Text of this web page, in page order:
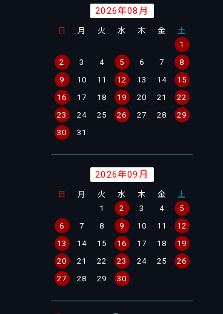
2026年08月
日 月 火 水 木 金
土
1
2
3 4 5 6 7
8
9
10 11 12 13 14
15
16
17 18 19 20 21
22
23
24 25 26 27 28
29
30
31
2026年09月
日 月 火 水 木 金
土
1
2 3 4
5
6
7 8 9 10 11
12
13
14 15 16 17 18
19
20
21 22 23 24 25
26
27
28 29 30